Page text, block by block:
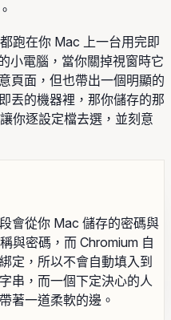
跑在你 Mac 上一台用完即
小電腦，當你關掉視窗時它
頁面，但也帶出一個明顯的
丟的機器裡，那你儲存的那
你逐設定檔去選，並刻意
會從你 Mac 儲存的密碼與
與密碼，而 Chromium 自
定，所以不會自動填入到
串，而一個下定決心的人
著一道柔軟的邊。